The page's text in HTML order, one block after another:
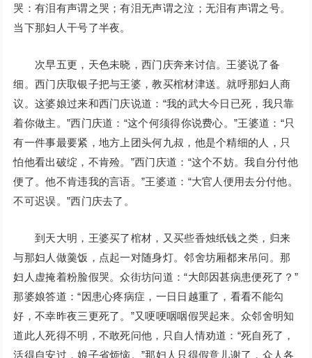
哭：有泪有声谓之哭；有泪无声谓之泣；无泪有声谓之号。
当下那妇人干号了半夜。
次早五更，天色未晓，西门庆奔来讨信。王婆说了备
细。西门庆取银子把与王婆，教买棺材津送。就呼那妇人商
议。这婆娘过来和西门庆说道：“我的武大今日已死，我只靠
着你做主。”西门庆道：“这个何须得你说费心。”王婆道：“只
有一件事最要紧，地方上团头何九叔，他是个精细的人，只
怕他看出破绽，不肯殓。”西门庆道：“这个不妨。我自分付他
便了。他不肯违我的言语。”王婆道：“大官人便用去分付他。
不可迟误。”西门庆去了。
到天大明，王婆买了棺材，又买些香烛纸钱之类，归来
与那妇人做羹饭，点起一对随身灯。邻舍坊厢都来吊问。那
妇人虚掩着粉脸假哭。众街坊问道：“大郎因甚病患便死了？”
那婆娘答道：“因患心疼病症，一日日越重了，看看不能勾
好，不幸昨夜三更死了。”又哽哽咽咽假哭起来。众邻舍明知
道此人死得不明，不敢死问他，只自人情劝道：“死自死了，
活得自安过，娘子省烦恼。”那妇人只得假意儿谢了，众人各